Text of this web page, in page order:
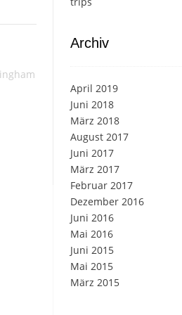
Archiv
April 2019
Juni 2018
März 2018
August 2017
Juni 2017
März 2017
Februar 2017
Dezember 2016
Juni 2016
Mai 2016
Juni 2015
Mai 2015
März 2015